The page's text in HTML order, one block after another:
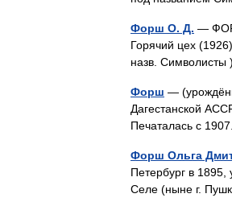
Форш О. Д. —
Горячий цех
назв.
Форш —
Дагестанской
Печаталась с
Форш Ольга
Петербург в
Селе (ныне г.